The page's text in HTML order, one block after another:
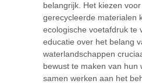
belangrijk. Het kiezen
gerecycleerde materialen
ecologische voetafdruk te
educatie over het belang
waterlandschappen
bewust te maken van hun
samen werken aan het